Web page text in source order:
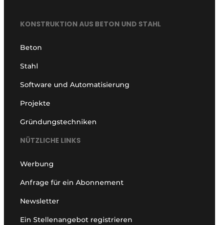
KONSTRUKTION AUS BETON UND STAHL
Beton
Stahl
Software und Automatisierung
Projekte
Gründungstechniken
NÜTZLICHE LINKS
Werbung
Anfrage für ein Abonnement
Newsletter
Ein Stellenangebot registrieren